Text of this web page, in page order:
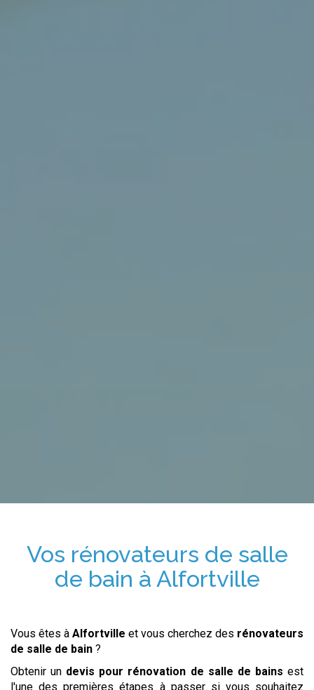
Vos rénovateurs de salle
de bain à Alfortville
Vous êtes à Alfortville et vous cherchez des rénovateurs
de salle de bain ?
Obtenir un devis pour rénovation de salle de bains est
l'une des premières étapes à passer si vous souhaitez